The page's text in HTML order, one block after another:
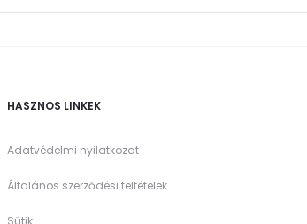
HASZNOS LINKEK
Adatvédelmi nyilatkozat
Általános szerződési feltételek